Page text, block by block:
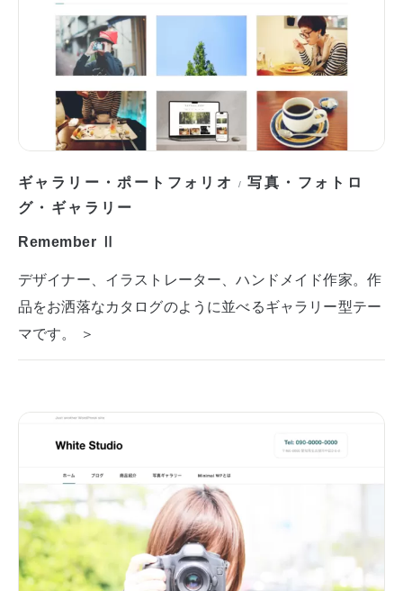
ギャラリー・ポートフォリオ /写真・フォトロ
グ・ギャラリー
Remember Ⅱ
デザイナー、イラストレーター、ハンドメイド作家。作
品をお洒落なカタログのように並べるギャラリー型テー
マです。 ＞